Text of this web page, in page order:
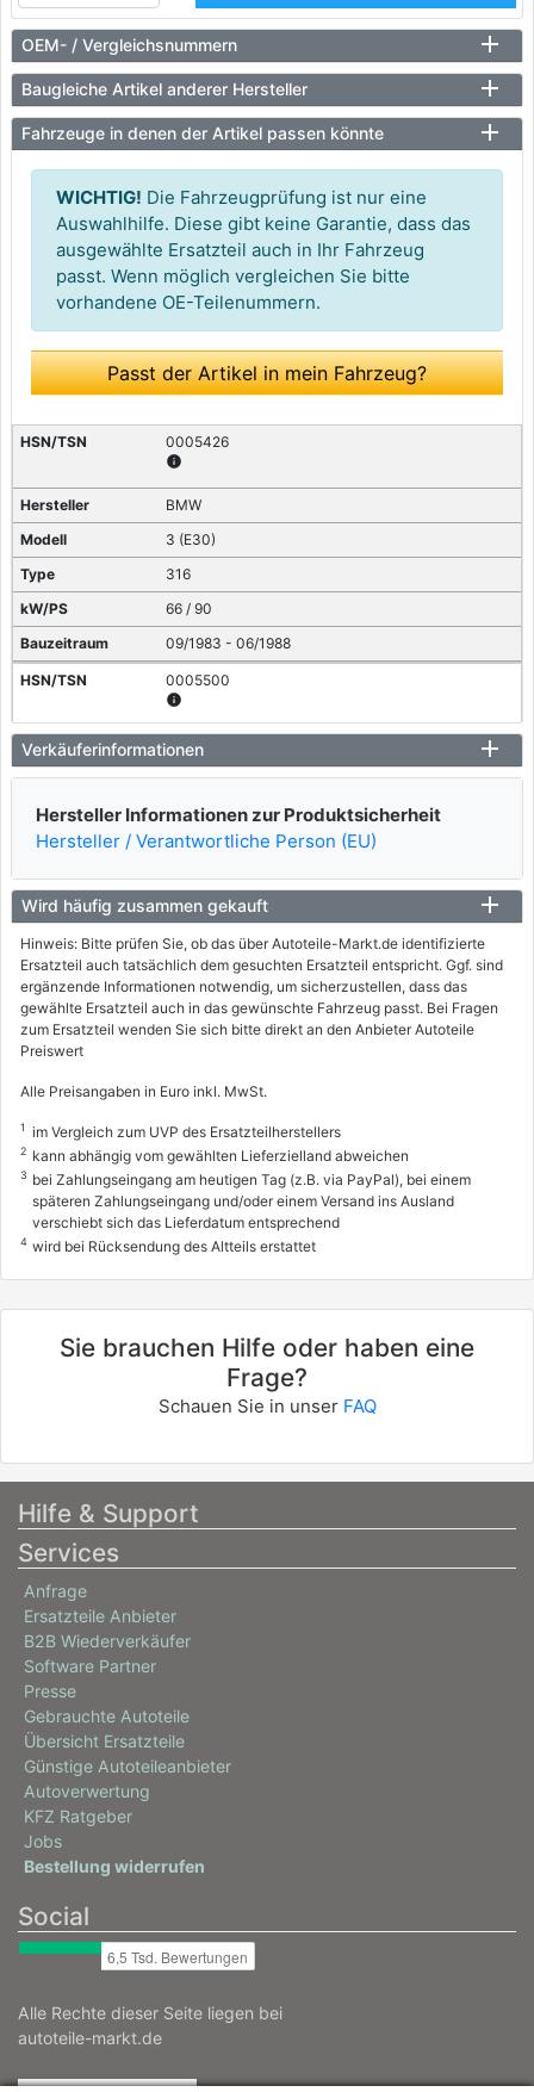
OEM- / Vergleichsnummern
Baugleiche Artikel anderer Hersteller
Fahrzeuge in denen der Artikel passen könnte
WICHTIG! Die Fahrzeugprüfung ist nur eine
Auswahlhilfe. Diese gibt keine Garantie, dass das
ausgewählte Ersatzteil auch in Ihr Fahrzeug
passt. Wenn möglich vergleichen Sie bitte
vorhandene OE-Teilenummern.
Passt der Artikel in mein Fahrzeug?
0005426
info
BMW
3 (E30)
316
66 / 90
09/1983 - 06/1988
0005500
info
BMW
3 (E30)
316 (Ecotronic)
66 / 90
09/1983 - 06/1988
0005439
info
BMW
3 (E30)
75 / 102
0005483
info
BMW
3 (E30)
09/1987 - 06/1991
0005427
info
BMW
318 i
0005439, 0005501
3 (E30)
318 i
0005428
BMW
3 (E30)
320 i
Verkäuferinformationen
Hersteller Informationen zur Produktsicherheit
Hersteller / Verantwortliche Person (EU)
Wird häufig zusammen gekauft
Hinweis: Bitte prüfen Sie, ob das über Autoteile-Markt.de identifizierte
Ersatzteil auch tatsächlich dem gesuchten Ersatzteil entspricht. Ggf. sind
ergänzende Informationen notwendig, um sicherzustellen, dass das
gewählte Ersatzteil auch in das gewünschte Fahrzeug passt. Bei Fragen
zum Ersatzteil wenden Sie sich bitte direkt an den Anbieter Autoteile
Preiswert
Alle Preisangaben in Euro inkl. MwSt.
1 im Vergleich zum UVP des Ersatzteilherstellers
2 kann abhängig vom gewählten Lieferzielland abweichen
3 bei Zahlungseingang am heutigen Tag (z.B. via PayPal), bei einem
späteren Zahlungseingang und/oder einem Versand ins Ausland
verschiebt sich das Lieferdatum entsprechend
4 wird bei Rücksendung des Altteils erstattet
Sie brauchen Hilfe oder haben eine
Frage?
Schauen Sie in unser FAQ
Hilfe & Support
Services
Anfrage
Ersatzteile Anbieter
B2B Wiederverkäufer
Software Partner
Presse
Gebrauchte Autoteile
Übersicht Ersatzteile
Günstige Autoteileanbieter
Autoverwertung
KFZ Ratgeber
Jobs
Bestellung widerrufen
Social
Alle Rechte dieser Seite liegen bei
autoteile-markt.de